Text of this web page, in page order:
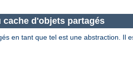
d'objets partagés
en tant que tel est une abstraction. Il